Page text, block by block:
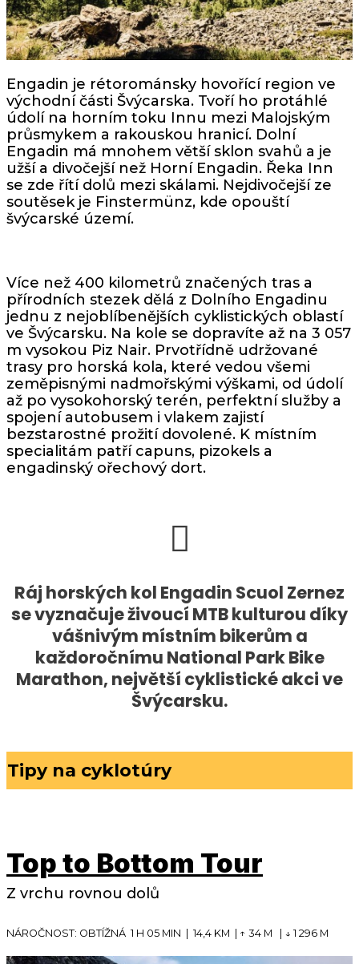
Engadin je rétorománsky hovořící region ve
východní části Švýcarska. Tvoří ho protáhlé
údolí na horním toku Innu mezi Malojským
průsmykem a rakouskou hranicí. Dolní
Engadin má mnohem větší sklon svahů a je
užší a divočejší než Horní Engadin. Řeka Inn
se zde řítí dolů mezi skálami. Nejdivočejší ze
soutěsek je Finstermünz, kde opouští
švýcarské území.
Více než 400 kilometrů značených tras a
přírodních stezek dělá z Dolního Engadinu
jednu z nejoblíbenějších cyklistických oblastí
ve Švýcarsku. Na kole se dopravíte až na 3 057
m vysokou Piz Nair. Prvotřídně udržované
trasy pro horská kola, které vedou všemi
zeměpisnými nadmořskými výškami, od údolí
až po vysokohorský terén, perfektní služby a
spojení autobusem i vlakem zajistí
bezstarostné prožití dovolené. K místním
specialitám patří capuns, pizokels a
engadinský ořechový dort.
Ráj horských kol Engadin Scuol Zernez
se vyznačuje živoucí MTB kulturou díky
vášnivým místním bikerům a
každoročnímu National Park Bike
Marathon, největší cyklistické akci ve
Švýcarsku.
Tipy na cyklotúry
Top to Bottom Tour
Z vrchu rovnou dolů
NÁROČNOST: OBTÍŽNÁ 1 H 05 MIN | 14,4 KM | ↑ 34 M | ↓ 1 296 M